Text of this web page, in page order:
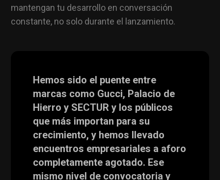
mantengan tu desarrollo en conversación
constante, no solo durante el lanzamiento.
Hemos sido el puente entre
marcas como Gucci, Palacio de
Hierro y SECTUR y los públicos
que más importan para su
crecimiento, y hemos llevado
encuentros empresariales a aforo
completamente agotado. Ese
mismo nivel de convocatoria y